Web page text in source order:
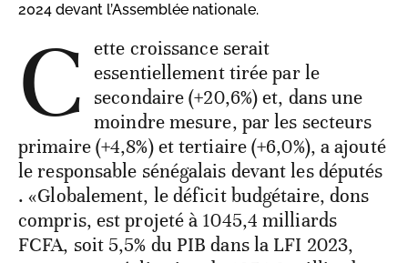
2024 devant l’Assemblée nationale.
C ette croissance serait
essentiellement tirée par le
secondaire (+20,6%) et, dans une
moindre mesure, par les secteurs
primaire (+4,8%) et tertiaire (+6,0%), a ajouté
le responsable sénégalais devant les députés
. «Globalement, le déficit budgétaire, dons
compris, est projeté à 1045,4 milliards
FCFA, soit 5,5% du PIB dans la LFI 2023,